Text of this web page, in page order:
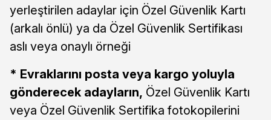
yerleştirilen adaylar için Özel Güvenlik Kartı
(arkalı önlü) ya da Özel Güvenlik Sertifikası
aslı veya onaylı örneği
* Evraklarını posta veya kargo yoluyla
gönderecek adayların, Özel Güvenlik Kartı
veya Özel Güvenlik Sertifika fotokopilerini